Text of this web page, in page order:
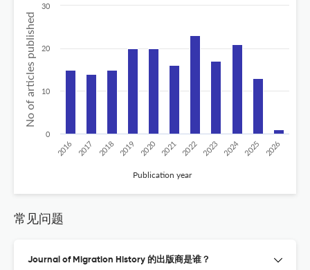
No of articles published
Publication year
2016 2017 2018 2019 2020 2021 2022 2023 2024 2025 2026
0
10
20
30
常见问题
Journal of Migration History 的出版商是谁？